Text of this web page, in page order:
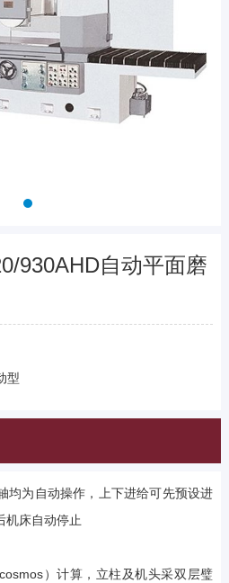
930AHD自动平面磨
型
均为自动操作，上下进给可先预设进
机床自动停止
）计算，立柱及机头采双层璧